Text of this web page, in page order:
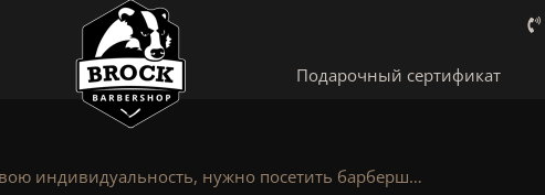
Подарочный сертификат
индивидуальность, нужно посетить барберш…